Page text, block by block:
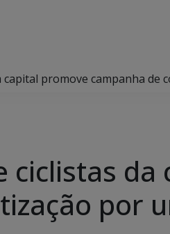
capital promove campanha
ciclistas
por